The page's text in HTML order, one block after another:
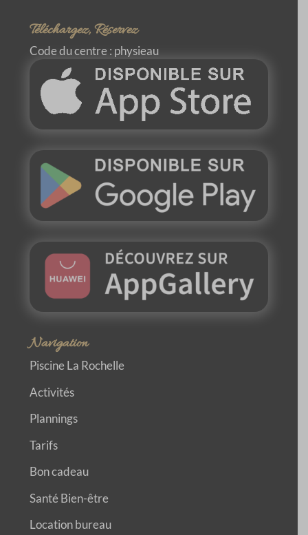
Téléchargez, Réservez
Code du centre : physieau
Navigation
Piscine La Rochelle
Activités
Plannings
Tarifs
Bon cadeau
Santé Bien-être
Location bureau